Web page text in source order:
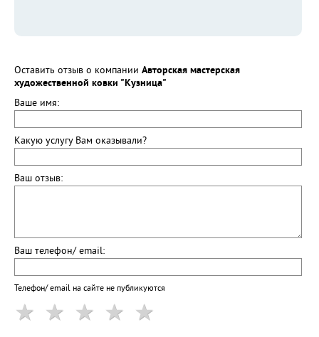
Оставить отзыв о компании Авторская мастерская
художественной ковки "Кузница"
Ваше имя:
Какую услугу Вам оказывали?
Ваш отзыв:
Ваш телефон/ email:
Телефон/ email на сайте не публикуются